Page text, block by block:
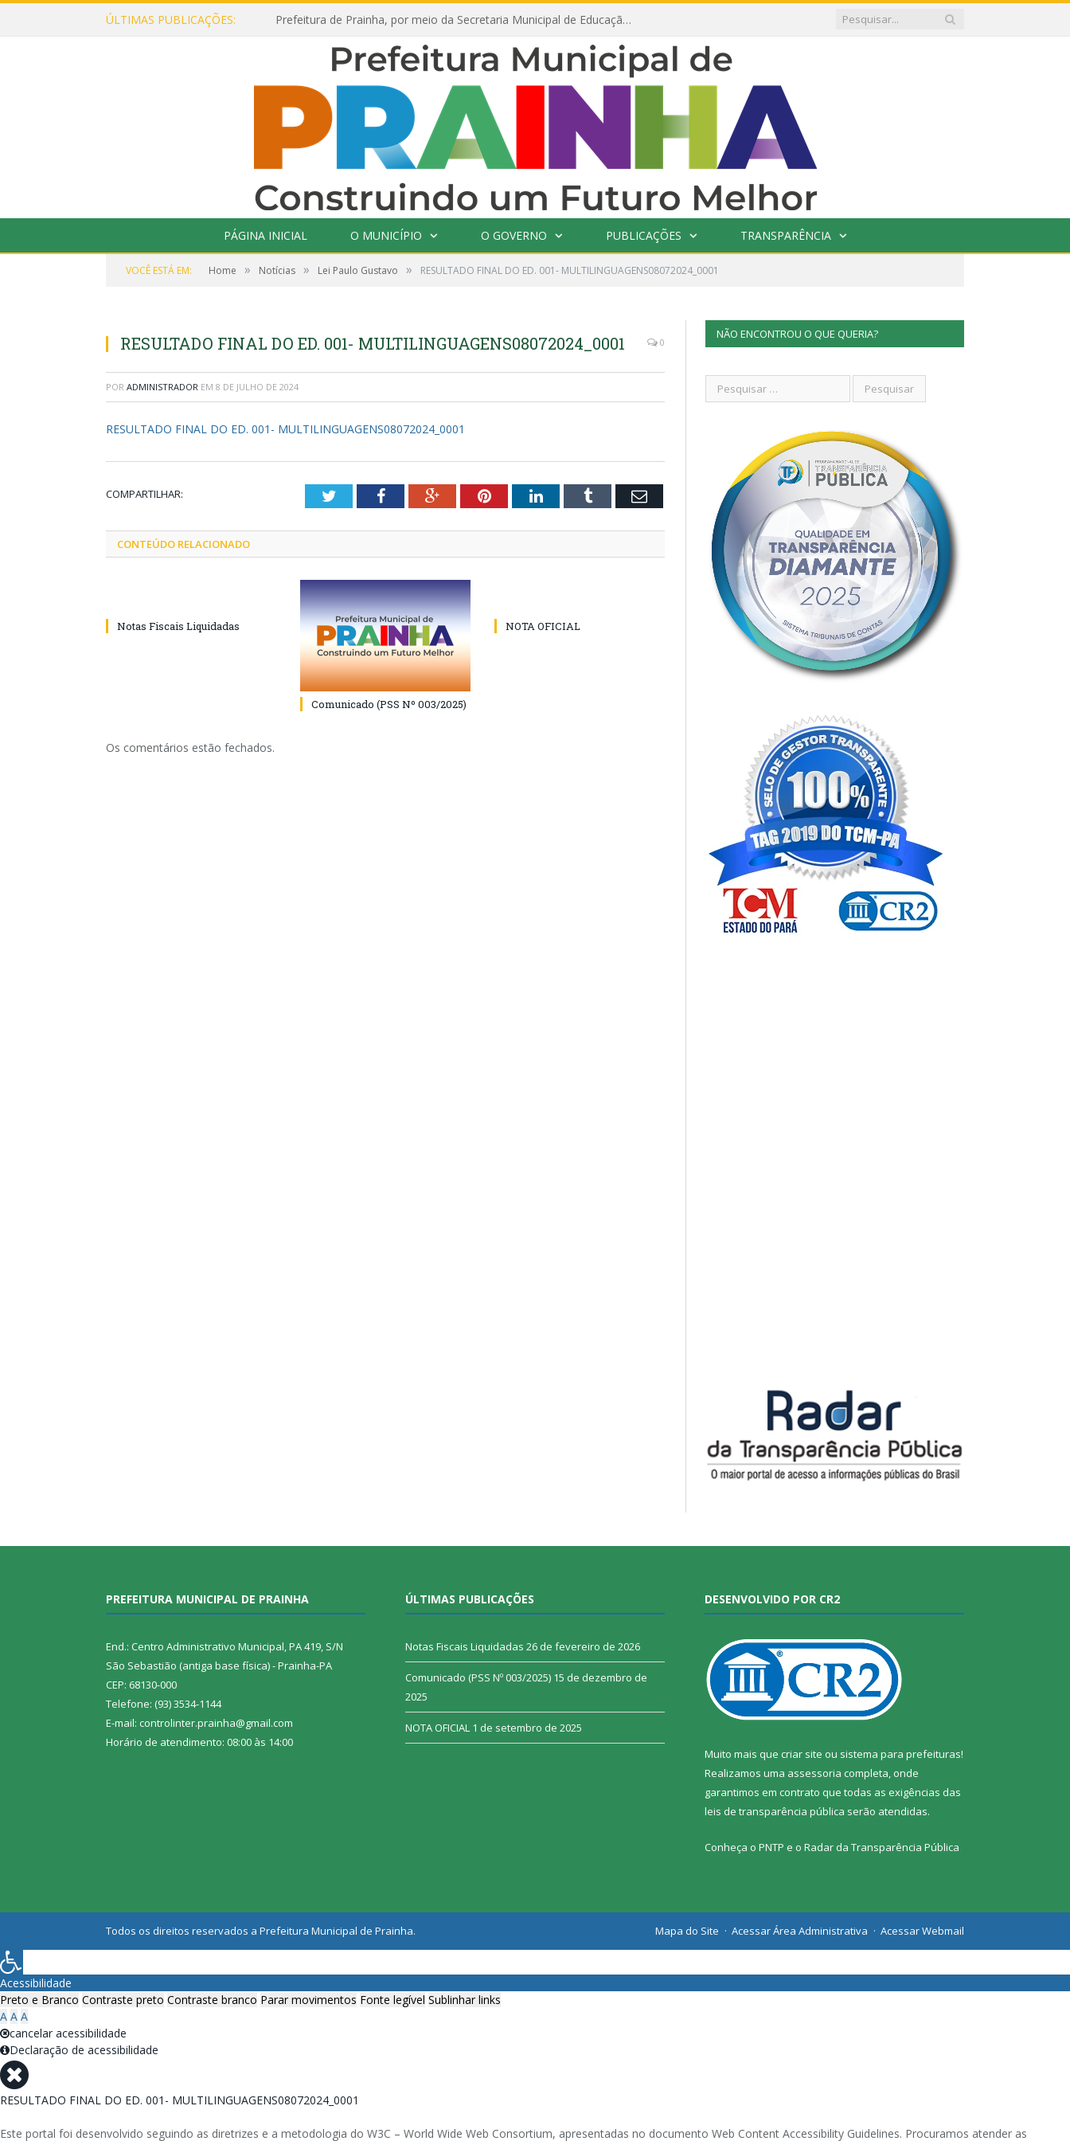
ÚLTIMAS PUBLICAÇÕES: Prefeitura de Prainha, por meio da Secretaria Municipal de Educação, abre 354 vagas na área da Educação para 2025 com processo seletivo simplificado
PÁGINA INICIAL O MUNICÍPIO O GOVERNO PUBLICAÇÕES TRANSPARÊNCIA
VOCÊ ESTÁ EM: Home » Notícias » Lei Paulo Gustavo » RESULTADO FINAL DO ED. 001- MULTILINGUAGENS08072024_0001
RESULTADO FINAL DO ED. 001- MULTILINGUAGENS08072024_0001 0
POR ADMINISTRADOR EM 8 DE JULHO DE 2024
RESULTADO FINAL DO ED. 001- MULTILINGUAGENS08072024_0001
COMPARTILHAR: TwitterFacebookGoogle+PinterestLinkedInTumblr Email
CONTEÚDO RELACIONADO
Notas Fiscais Liquidadas
Comunicado (PSS Nº 003/2025)
NOTA OFICIAL
Os comentários estão fechados.
NÃO ENCONTROU O QUE QUERIA?
PREFEITURA MUNICIPAL DE PRAINHA
End.: Centro Administrativo Municipal, PA 419, S/N
São Sebastião (antiga base física) - Prainha-PA
CEP: 68130-000
Telefone: (93) 3534-1144
E-mail: controlinter.prainha@gmail.com
Horário de atendimento: 08:00 às 14:00
ÚLTIMAS PUBLICAÇÕES
Notas Fiscais Liquidadas 26 de fevereiro de 2026
Comunicado (PSS Nº 003/2025) 15 de dezembro de
2025
NOTA OFICIAL 1 de setembro de 2025
DESENVOLVIDO POR CR2
Muito mais que criar site ou sistema para prefeituras!
Realizamos uma assessoria completa, onde
garantimos em contrato que todas as exigências das
leis de transparência pública serão atendidas.
Conheça o PNTP e o Radar da Transparência Pública
Todos os direitos reservados a Prefeitura Municipal de Prainha. Mapa do Site Acessar Área Administrativa Acessar Webmail
Acessibilidade
Preto e Branco Contraste preto Contraste branco Parar movimentos Fonte legível Sublinhar links
A A A
cancelar acessibilidade
Declaração de acessibilidade
RESULTADO FINAL DO ED. 001- MULTILINGUAGENS08072024_0001
Este portal foi desenvolvido seguindo as diretrizes e a metodologia do W3C – World Wide Web Consortium, apresentadas no documento Web Content Accessibility Guidelines. Procuramos atender as